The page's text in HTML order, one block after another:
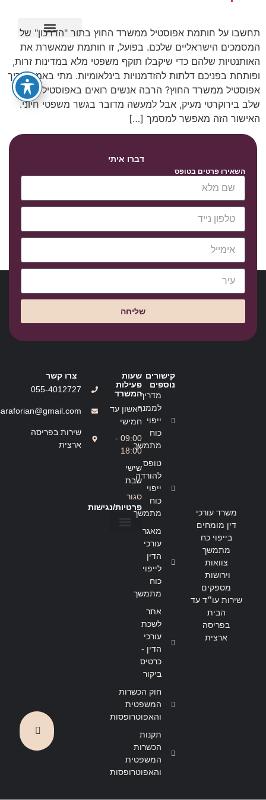
תחשבו על חותמת אפוסטיל ממשרד החוץ בתור "הדרכון" של
המסמכים הישראליים שלכם. בפועל, זו חותמת שמאשרת את
האותנטיות שלהם כדי שיקבלו תוקף משפטי מלא במדינות זרות,
ופותחת בפניכם דלתות להזדמנויות בינלאומיות. מתי באמת צריך
אפוסטיל ממשרד החוץ? הרבה אנשים רואים באפוסטיל עוד
שלב בירוקרטי מעיק, אבל למעשה מדובר בגשר משפטי חיוני.
האישור הזה מאפשר למסמך […]
דברו איתי
השאירו פרטים בטופס
שליחה
משרד עורכי
דין מומחים
בייפוי כח
מתמשך
צוואות
וירושות
מספקים
שירות עו״ד עד
הבית
בפריסה
ארצית
קישורים
נוספים
מדריך
לממנה
ייפוי
כוח
מתמשך
טופס
להורדה
ייפוי
כוח
מתמשך
מאגר
עורכי
הדין
לייפוי
כוח
מתמשך
אתר
לשכת
עורכי
הדין -
כרטיס
ביקור
חוק הכשרות
המשפטית
והאפוטרופסות
תקנות
הכשרות
המשפטית
והאפוטרופסות
שעות
פעילות
המשרד
ראשון עד
חמישי
09:00 -
18:00
שישי
שבת
סגור
פרטיות/נגישות
צרו קשר
055-4012727
שירות בפריסה
ארצית